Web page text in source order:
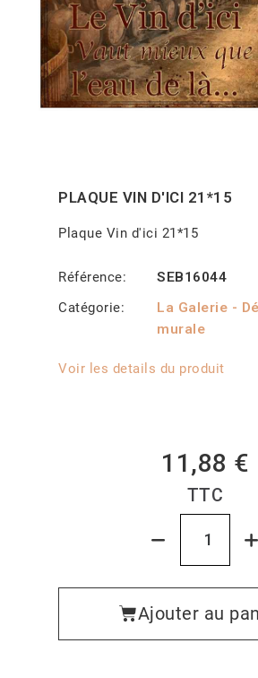
PLAQUE VIN D'ICI 21*15
Plaque Vin d'ici 21*15
Référence
SEB16044
Catégorie
La Galerie -
murale
Voir les details du produit
11,88 €
TTC
Ajouter au